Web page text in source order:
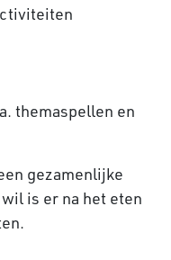
themaspellen en
gezamenlijke
is er na het eten